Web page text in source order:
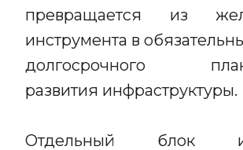
превращается из
инструмента в
долгосрочного
развития инфраструктуры.
Отдельный блок